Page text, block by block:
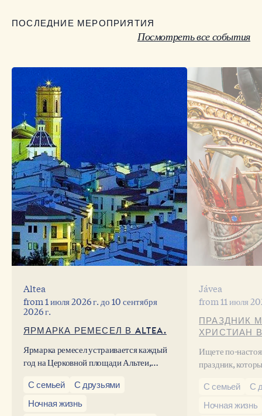
ПОСЛЕДНИЕ МЕРОПРИЯТИЯ
Посмотреть все события
Altea
from1 июля 2026 г.до10 сентября
2026 г.
ЯРМАРКА РЕМЕСЕЛ В ALTEA.
Ярмарка ремесел устраивается каждый
год на Церковной площади Альтеи,
центре старого города, и открывает
летний сезон.
С семьей
С друзьями
Ночная жизнь
Jávea
from11 июля
ПРАЗДНИК
ХРИСТИАН В
Ищете по-
праздник,
забронируйте
трибунах
С семьей
С
Ночная жизнь